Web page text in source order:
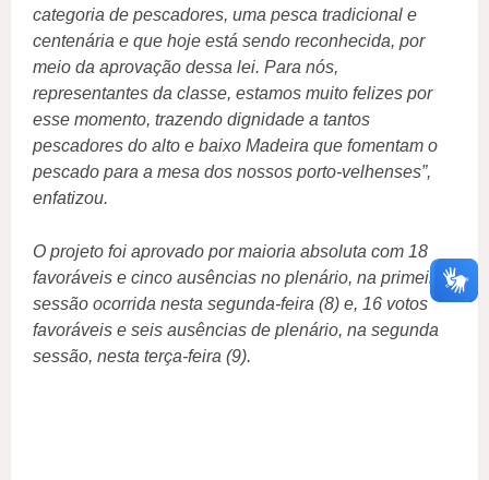
categoria de pescadores, uma pesca tradicional e
centenária e que hoje está sendo reconhecida, por
meio da aprovação dessa lei. Para nós,
representantes da classe, estamos muito felizes por
esse momento, trazendo dignidade a tantos
pescadores do alto e baixo Madeira que fomentam o
pescado para a mesa dos nossos porto-velhenses”,
enfatizou.
O projeto foi aprovado por maioria absoluta com 18
favoráveis e cinco ausências no plenário, na primeira
sessão ocorrida nesta segunda-feira (8) e, 16 votos
favoráveis e seis ausências de plenário, na segunda
sessão, nesta terça-feira (9).